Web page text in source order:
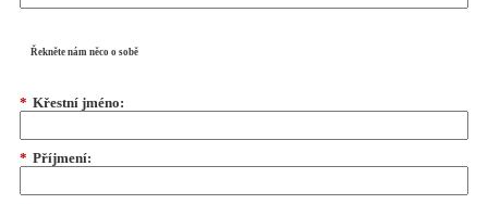
Řekněte nám něco o sobě
* Křestní jméno:
* Příjmení: